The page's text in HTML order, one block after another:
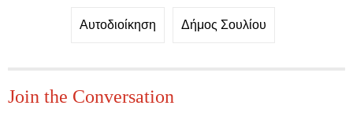
Αυτοδιοίκηση Δήμος Σουλίου
Join the Conversation